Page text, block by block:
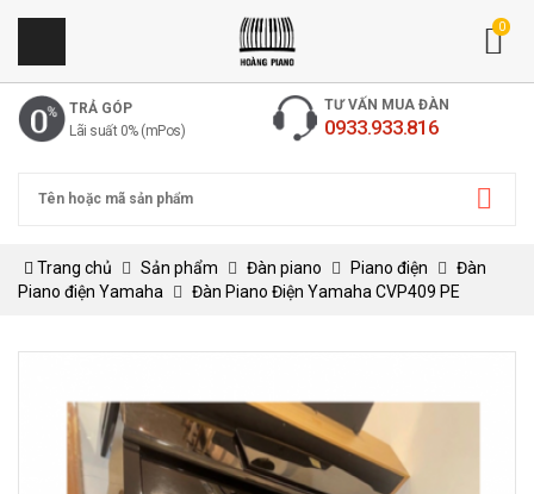
0
TRẢ GÓP
Lãi suất 0% (mPos)
TƯ VẤN MUA ĐÀN
0933.933.816
Trang chủ Sản phẩm Đàn piano Piano điện
Đàn
Piano điện Yamaha
Đàn Piano Điện Yamaha CVP409 PE